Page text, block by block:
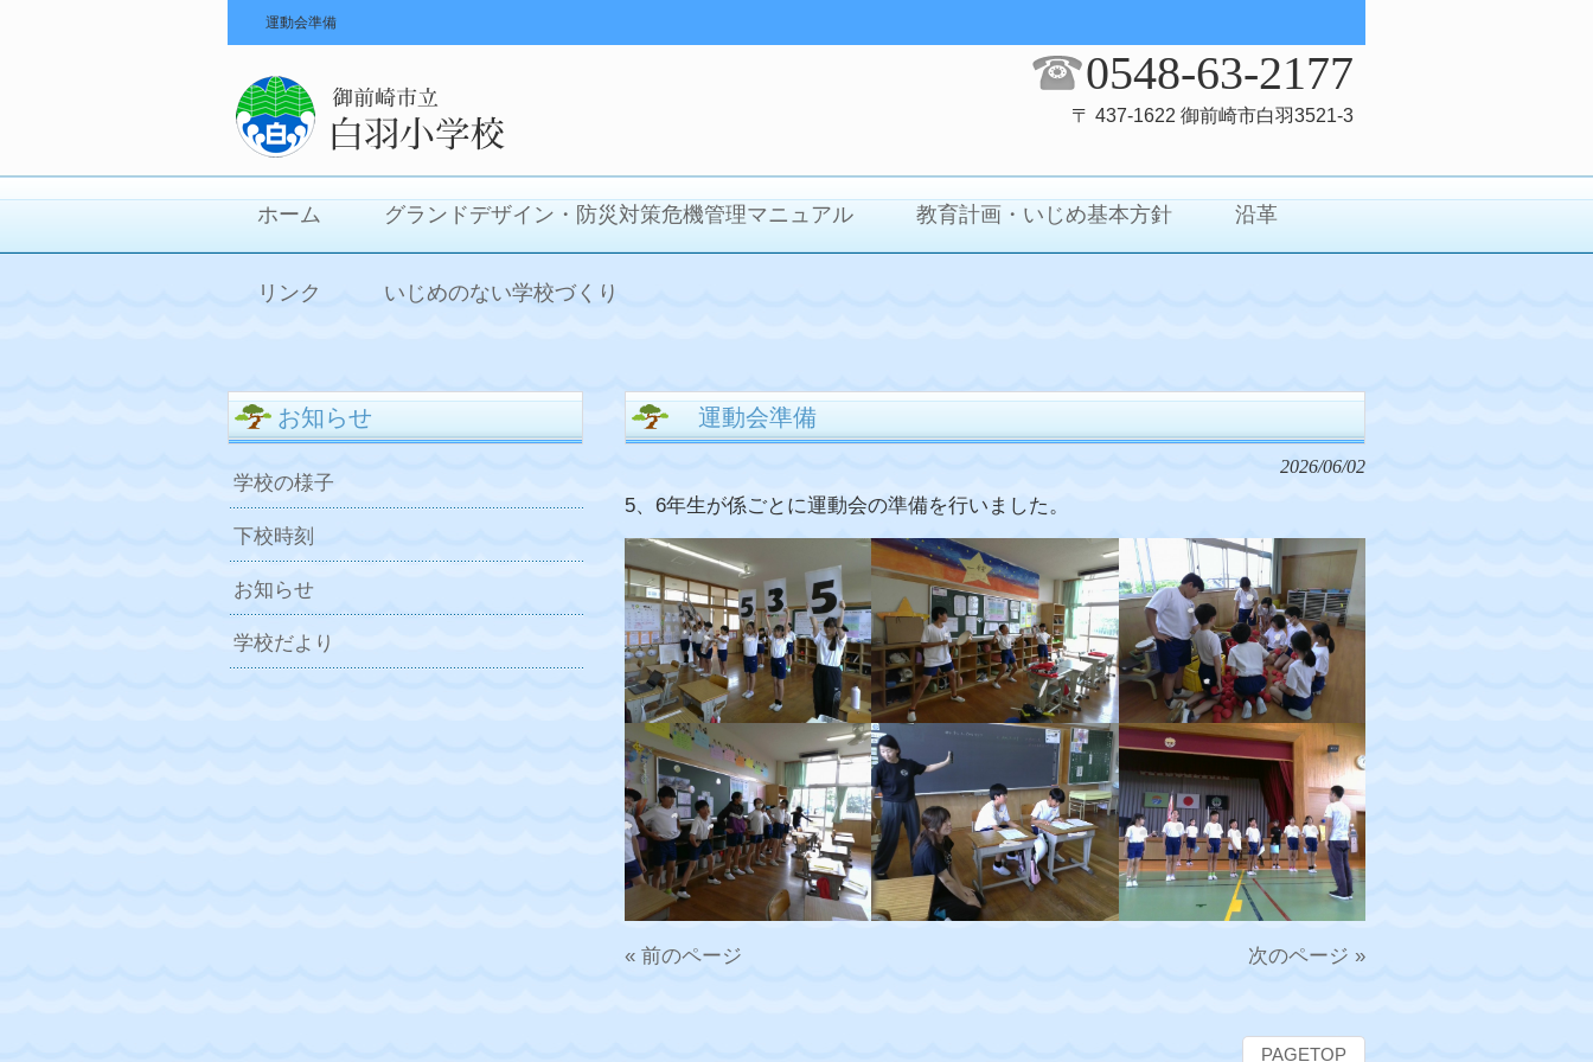
運動会準備
0548-63-2177
〒 437-1622 御前崎市白羽3521-3
ホーム グランドデザイン・防災対策危機管理マニュアル 教育計画・いじめ基本方針 沿革
リンク いじめのない学校づくり
運動会準備
2026/06/02
5、6年生が係ごとに運動会の準備を行いました。
« 前のページ 次のページ »
お知らせ
学校の様子
下校時刻
お知らせ
学校だより
PAGETOP